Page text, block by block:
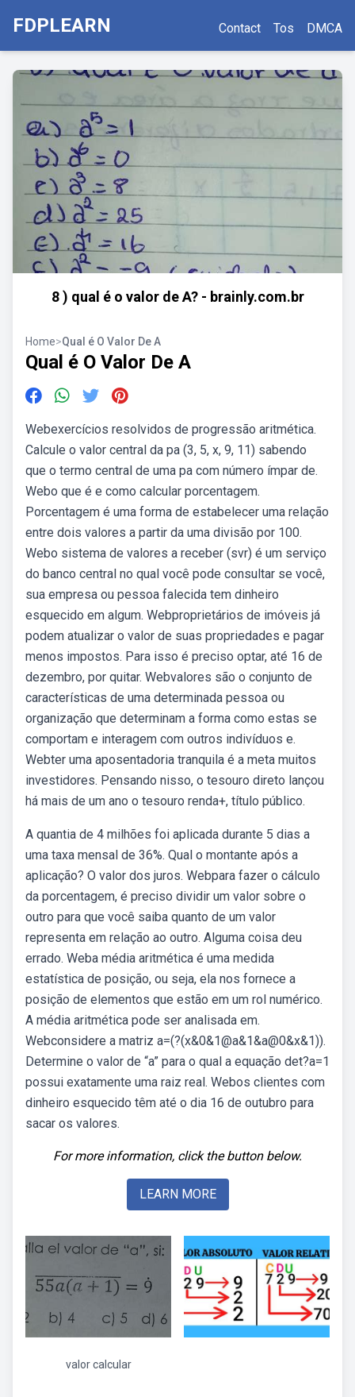
FDPLEARN Contact Tos DMCA
8 ) qual é o valor de A? - brainly.com.br
Home>Qual é O Valor De A
Qual é O Valor De A
Webexercícios resolvidos de progressão aritmética.
Calcule o valor central da pa (3, 5, x, 9, 11) sabendo
que o termo central de uma pa com número ímpar de.
Webo que é e como calcular porcentagem.
Porcentagem é uma forma de estabelecer uma relação
entre dois valores a partir da uma divisão por 100.
Webo sistema de valores a receber (svr) é um serviço
do banco central no qual você pode consultar se você,
sua empresa ou pessoa falecida tem dinheiro
esquecido em algum. Webproprietários de imóveis já
podem atualizar o valor de suas propriedades e pagar
menos impostos. Para isso é preciso optar, até 16 de
dezembro, por quitar. Webvalores são o conjunto de
características de uma determinada pessoa ou
organização que determinam a forma como estas se
comportam e interagem com outros indivíduos e.
Webter uma aposentadoria tranquila é a meta muitos
investidores. Pensando nisso, o tesouro direto lançou
há mais de um ano o tesouro renda+, título público.
A quantia de 4 milhões foi aplicada durante 5 dias a
uma taxa mensal de 36%. Qual o montante após a
aplicação? O valor dos juros. Webpara fazer o cálculo
da porcentagem, é preciso dividir um valor sobre o
outro para que você saiba quanto de um valor
representa em relação ao outro. Alguma coisa deu
errado. Weba média aritmética é uma medida
estatística de posição, ou seja, ela nos fornece a
posição de elementos que estão em um rol numérico.
A média aritmética pode ser analisada em.
Webconsidere a matriz a=(?(x&0&1@a&1&a@0&x&1)).
Determine o valor de “a” para o qual a equação det?a=1
possui exatamente uma raiz real. Webos clientes com
dinheiro esquecido têm até o dia 16 de outubro para
sacar os valores.
For more information, click the button below.
LEARN MORE
valor calcular